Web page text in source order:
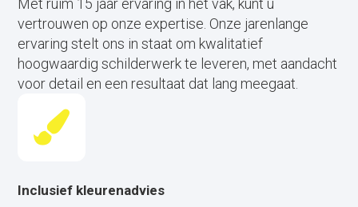
Met ruim 15 jaar ervaring in het vak, kunt u
vertrouwen op onze expertise. Onze jarenlange
ervaring stelt ons in staat om kwalitatief
hoogwaardig schilderwerk te leveren, met aandacht
voor detail en een resultaat dat lang meegaat.
Inclusief kleurenadvies